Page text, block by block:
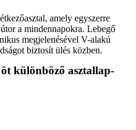
amely egyszerre
a mindennapokra. Lebegő
megjelenésével V-alakú
biztosít ülés közben.
különböző asztallap-